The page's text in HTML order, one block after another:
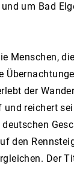
um Bad
Menschen,
der
reichert
den
Der